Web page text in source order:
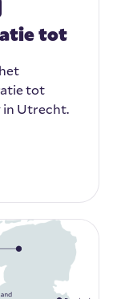
tot
tot
in Utrecht.